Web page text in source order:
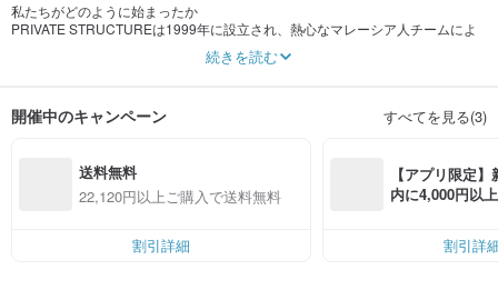
私たちがどのように始まったか
PRIVATE STRUCTUREは1999年に設立され、熱心なマレーシア人チームによ
って運営されているファッショナブルな下着会社です。私たちは世界的に有名
なスポーツウェア、カジュアルウェア、ライフスタイルブランド向けのOEM工
冒険に満ちた数年間を経て、PRIVATE STRUCTUREはカラフルな男性用下着を
ブランドストーリー
トレンディで快適なルックのブリーフを目指し、そこからすべてが始まりまし
が、私たちはそれだけでは満足しませんでした。男性用下着産業を推進し、男
性用下着を単なる退屈なものとは限らないものに定義し直すことを決意してい
続きを読む
開催中のキャンペーン すべてを見る(3)
送料無料
22,120円以上ご購入で送料無料
割引詳細
【アプリ限定
内に4,000円以
割引詳